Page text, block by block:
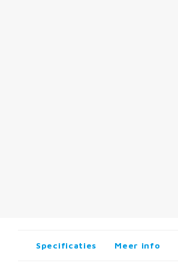
Specificaties Meer info